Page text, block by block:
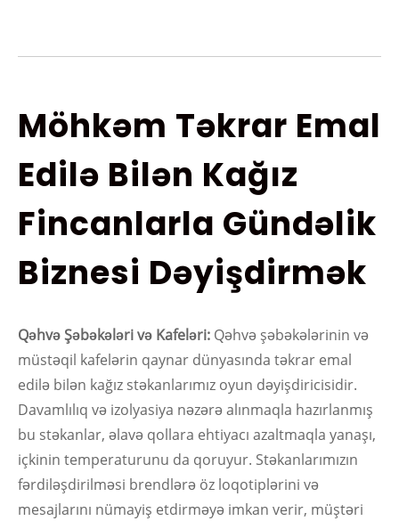
Möhkəm Təkrar Emal
Edilə Bilən Kağız
Fincanlarla Gündəlik
Biznesi Dəyişdirmək
Qəhvə Şəbəkələri və Kafeləri: Qəhvə şəbəkələrinin və
müstəqil kafelərin qaynar dünyasında təkrar emal
edilə bilən kağız stəkanlarımız oyun dəyişdiricisidir.
Davamlılıq və izolyasiya nəzərə alınmaqla hazırlanmış
bu stəkanlar, əlavə qollara ehtiyacı azaltmaqla yanaşı,
içkinin temperaturunu da qoruyur. Stəkanlarımızın
fərdiləşdirilməsi brendlərə öz loqotiplərini və
mesajlarını nümayiş etdirməyə imkan verir, müştəri